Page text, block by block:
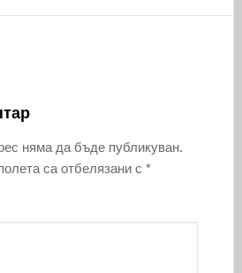
няма да бъде публикуван.
са отбелязани с *